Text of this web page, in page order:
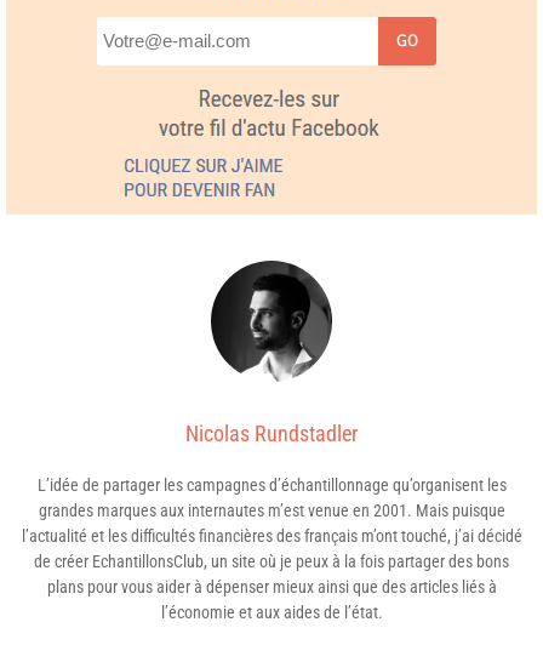
GO
Nicolas Rundstadler
L’idée de partager les campagnes d’échantillonnage qu’organisent les
grandes marques aux internautes m’est venue en 2001. Mais puisque
l’actualité et les difficultés financières des français m’ont touché, j’ai décidé
de créer EchantillonsClub, un site où je peux à la fois partager des bons
plans pour vous aider à dépenser mieux ainsi que des articles liés à
l’économie et aux aides de l’état.